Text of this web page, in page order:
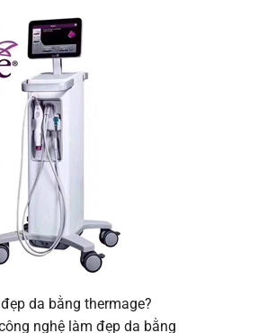
da bằng thermage?
nghệ làm đẹp da bằng